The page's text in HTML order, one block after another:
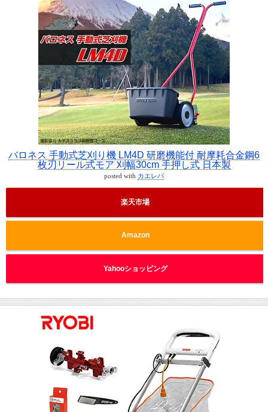
バロネス 手動式芝刈り機 LM4D 研磨機能付 耐摩耗合金鋼6
枚刃リール式モア 刈幅30cm 手押し式 日本製
posted with カエレバ
楽天市場
Amazon
Yahooショッピング